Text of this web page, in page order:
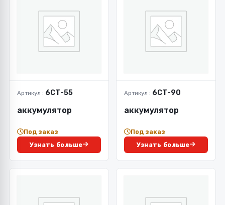
Артикул : 6СТ-55
аккумулятор
Под заказ
Узнать больше
Артикул : 6СТ-90
аккумулятор
Под заказ
Узнать больше